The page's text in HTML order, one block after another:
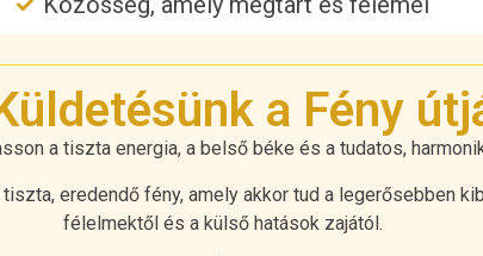
a Fény
a tiszta energia, a belső béke és a tudatos,
eredendő fény, amely akkor tud a legerősebben
félelmektől és a külső hatások zajától.